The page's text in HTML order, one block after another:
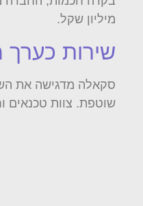
מיליון שקל.
שירות כערך
שוטפת. צוות טכנאים